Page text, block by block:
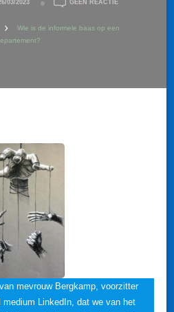
03/2023 GEEN REACTIE
DE
Wie is de informele baas op een
mevrouw Bergkamp, voorzitter
LinkedIn, dat we van het